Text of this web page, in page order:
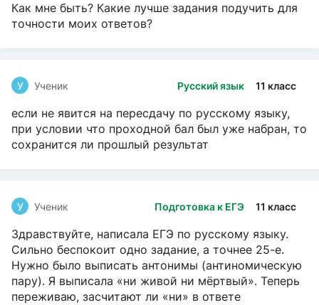
Как мне быть? Какие лучше задания подучить для
точности моих ответов?
Русский язык 11 класс
У Ученик
если не явится на пересдачу по русскому языку,
при условии что проходной бал был уже набран, то
сохранится ли прошлый результат
Подготовка к ЕГЭ 11 класс
У Ученик
Здравствуйте, написала ЕГЭ по русскому языку.
Сильно беспокоит одно задание, а точнее 25-е.
Нужно было выписать антонимы (антиномическую
пару). Я выписала «ни живой ни мёртвый». Теперь
переживаю, засчитают ли «ни» в ответе